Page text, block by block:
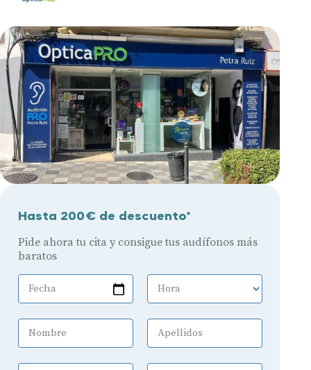
Hasta 200€ de descuento*
Pide ahora tu cita y consigue tus audífonos más
baratos
Fecha Hora
Nombre Apellidos